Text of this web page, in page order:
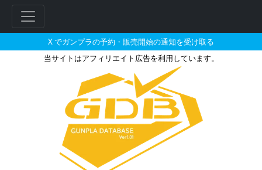
X でガンプラの予約・販売開始の通知を受け取る
当サイトはアフィリエイト広告を利用しています。
1/100 ギャンとそれに関連する